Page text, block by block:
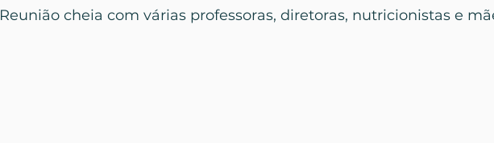
Reunião cheia com várias professoras, diretoras, nutricionistas e